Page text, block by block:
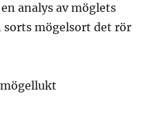
analys av möglets
mögelsort det rör